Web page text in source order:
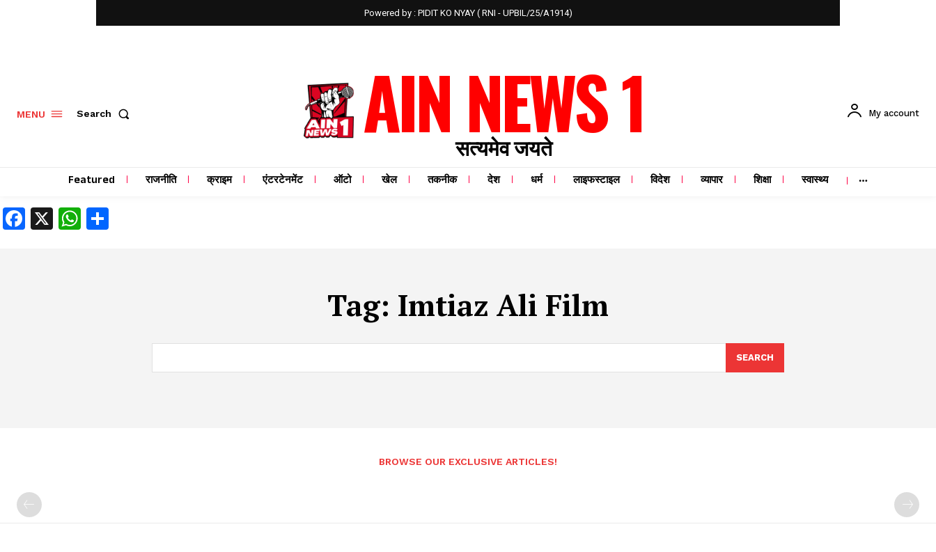
Powered by : PIDIT KO NYAY ( RNI - UPBIL/25/A1914)
MENU Search AIN NEWS 1
सत्यमेव जयते
My account
Featured राजनीति क्राइम एंटरटेनमेंट ऑटो खेल तकनीक देश धर्म लाइफस्टाइल विदेश व्यापार शिक्षा स्वास्थ्य
Facebook
X WhatsApp
Tag: Imtiaz Ali Film
SEARCH
BROWSE OUR EXCLUSIVE ARTICLES!